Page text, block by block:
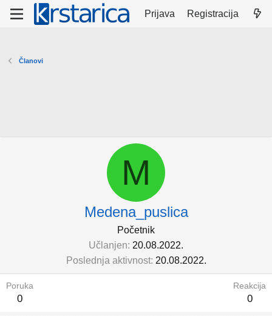
Prijava Registracija
Članovi
M
Medena_puslica
Početnik
Učlanjen 20.08.2022.
Poslednja aktivnost 20.08.2022.
Poruka
0
Reakcija
0